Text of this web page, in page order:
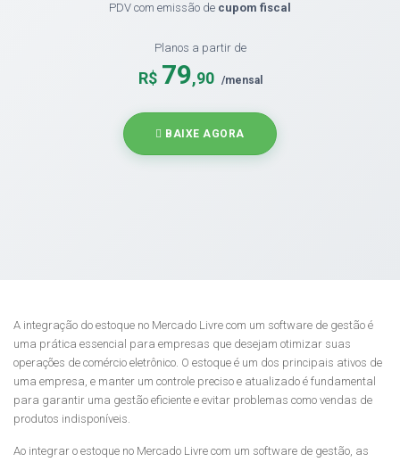
PDV com emissão de cupom fiscal
Planos a partir de
R$ 79,90 /mensal
BAIXE AGORA
A integração do estoque no Mercado Livre com um software de gestão é
uma prática essencial para empresas que desejam otimizar suas
operações de comércio eletrônico. O estoque é um dos principais ativos de
uma empresa, e manter um controle preciso e atualizado é fundamental
para garantir uma gestão eficiente e evitar problemas como vendas de
produtos indisponíveis.
Ao integrar o estoque no Mercado Livre com um software de gestão, as